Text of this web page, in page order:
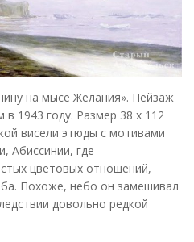
на мысе Желания». Пейзаж
1943 году. Размер 38 х 112
висели этюды с мотивами
Абиссинии, где
цветовых отношений,
Похоже, небо он замешивал
довольно редкой